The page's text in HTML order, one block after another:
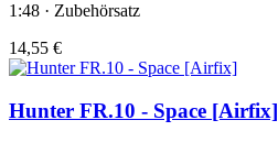
1:48 · Zubehörsatz
14,55 €
Hunter FR.10 - Space [Airfix]